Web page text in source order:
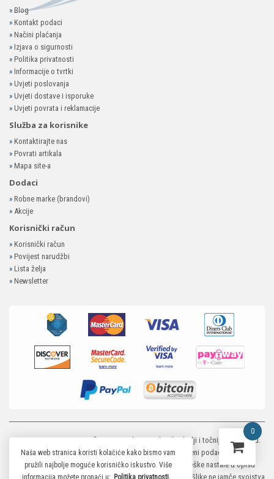
»Blog
» Kontakt podaci
» Načini plaćanja
» Izjava o sigurnosti
» Politika privatnosti
» Informacije o tvrtki
» Uvjeti poslovanja
» Uvjeti dostave i isporuke
» Uvjeti povrata i reklamacije
Služba za korisnike
» Kontaktirajte nas
» Povrati artikala
» Mapa site-a
Dodaci
» Robne marke (brandovi)
» Akcije
Korisnički račun
» Korisnički račun
» Povijest narudžbi
» Lista želja
» Newsletter
MP-ELEKTRONIKA SHOP© 2026. Trudimo se dati što bolji i točniji opis i sliku.
Unatoč tome, ne možemo garantirati da su svi navedeni podaci i slike u
potpunosti točni. Ne odgovaramo za eventualne pogreške nastale u opisu
proizvoda, greške prilikom štampanja te promjene cijena. Slike ne jamče svojstva
0
Naša web stranica koristi kolačiće kako bismo vam
pružili najbolje moguće korisničko iskustvo. Više
informacija možete pronaći u: Politika privatnosti.